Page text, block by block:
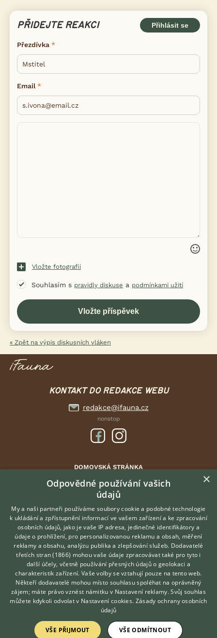
PŘIDEJTE REAKCI Přihlásit se
Přezdívka
Email
Vložte fotografii
Souhlasím s pravidly diskuse a podmínkami užití
« Zpět na výpis diskusních vláken
KONTAKT DO REDAKCE WEBU
redakce@ifauna.cz
nonstop
DOMOVSKÁ STRÁNKA
INZERCE
DISKUSE
ČLÁNKY
ATLAS
O nás
Kontakt
Možnosti zvýraznění inzerátů
Podmínky užití
Zpracování osobních údajů
Přihlášení
Registrace
Hledáte zvířecího kamaráda?
Zdarma vám poradí
VETERINÁŘ ONLINE
KONZULTOVAT S
VETERINÁŘEM
×
Odpovědné používání vašich
údajů
My a naši partneři používáme soubory cookie a podobné technologie
k ukládání a zpřístupnění informací ve vašem zařízení a ke zpracování
osobních údajů, jako je vaše IP adresa, jedinečné identifikátory a
údaje o prohlížení, pro personalizovanou reklamu a obsah, měření
reklamy a obsahu, analýzu publika a zlepšování služeb. Dodavatelé
třetích stran (1866) mohou vaše údaje zpracovávat také pro tyto i
další účely, včetně používání přesných údajů o geolokaci a
charakteristik zařízení. Vaše volby se vztahují pouze na tento web.
Někteří dodavatelé mohou místo souhlasu spoléhat na oprávněný
zájem; máte právo vznést námitku v Nastavení reklamy. Svůj souhlas
můžete kdykoli odvolat v Nastavení cookies. Zásady ochrany osobních
údajů
VŠE PŘIJMOUT VŠE ODMÍTNOUT